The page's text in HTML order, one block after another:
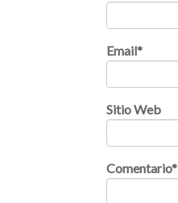
Email*
Sitio Web
Comentario*